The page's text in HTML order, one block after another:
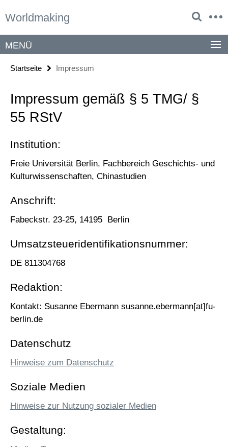
direkt
Inhalt
Worldmaking
Service-
MENÜ
Startseite Impressum
Impressum gemäß § 5 TMG/ §
55 RStV
Institution:
Freie Universität Berlin, Fachbereich Geschichts- und
Kulturwissenschaften, Chinastudien
Anschrift:
Fabeckstr. 23-25, 14195 Berlin
Umsatzsteueridentifikationsnummer:
DE 811304768
Redaktion:
Kontakt: Susanne Ebermann susanne.ebermann[at]fu-
berlin.de
Datenschutz
Hinweise zum Datenschutz
Soziale Medien
Hinweise zur Nutzung sozialer Medien
Gestaltung: